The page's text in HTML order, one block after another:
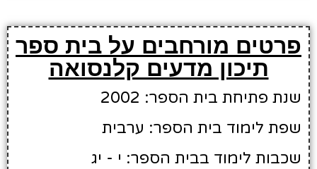
פרטים מורחבים על בית ספר
תיכון מדעים קלנסואה
שנת פתיחת בית הספר: 2002
שפת לימוד בית הספר: ערבית
שכבות לימוד בבית הספר: י - יג